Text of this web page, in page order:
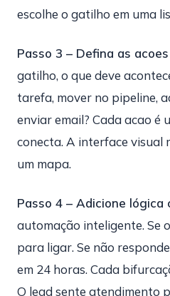
escolhe o gatilho em uma
Passo 3 – Defina as
gatilho, o que deve
tarefa, mover no pipeline,
enviar email? Cada acao é
conecta. A interface visual
um mapa.
Passo 4 – Adicione lógica
automação inteligente. Se
para ligar. Se não
em 24 horas. Cada
O lead sente atendimento